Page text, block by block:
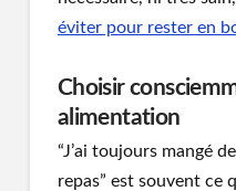
éviter pour rester en
Choisir
alimentation
“J’ai toujours mangé
repas” est souvent ce